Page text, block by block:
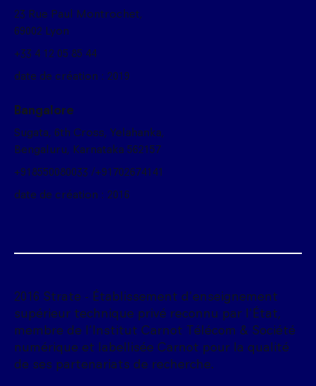
2016 Strate - Établissement d'enseignement
supérieur technique privé reconnu par l'État,
membre de l'Institut Carnot Télécom & Société
numérique et labellisée Carnot pour la qualité
de ses partenariats de recherche.
23 Rue Paul Montrochet,
69002 Lyon
+33 4 12 05 85 44
date de création : 2019
Bangalore
Sugata, 6th Cross, Yelahanka,
Bengaluru, Karnataka 562157
+918550080033 /+91702674141
date de création : 2016